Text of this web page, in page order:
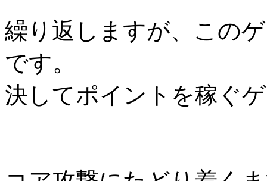
繰り返しますが、この
です。
決してポイントを稼ぐ